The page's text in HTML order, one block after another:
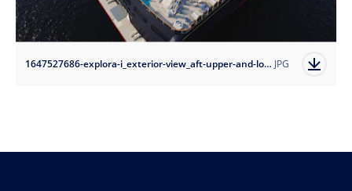
1647527686-explora-i_exterior-view_aft-upper-and-lower-pools_01?auto=format JPG